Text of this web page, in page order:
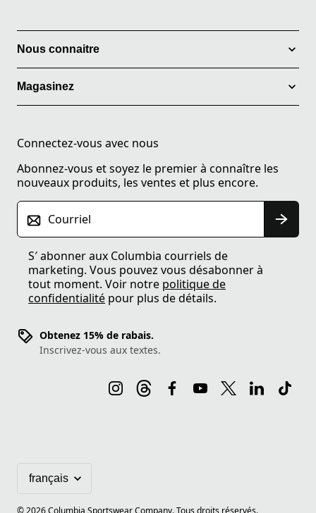
Nous connaitre
Magasinez
Connectez-vous avec nous
Abonnez-vous et soyez le premier à connaître les
nouveaux produits, les ventes et plus encore.
Courriel
S′ abonner aux Columbia courriels de
marketing. Vous pouvez vous désabonner à
tout moment. Voir notre politique de
confidentialité pour plus de détails.
Obtenez 15% de rabais.
Inscrivez-vous aux textes.
© 2026Columbia Sportswear Company. Tous droits réservés.